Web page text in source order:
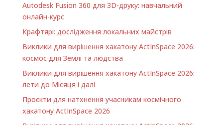
Autodesk Fusion 360 для 3D-друку: навчальний
онлайн-курс
Крафтярі: дослідження локальних майстрів
Виклики для вирішення хакатону ActInSpace 2026:
космос для Землі та людства
Виклики для вирішення хакатону ActInSpace 2026:
лети до Місяця і далі
Проєкти для натхнення учасникам космічного
хакатону ActInSpace 2026